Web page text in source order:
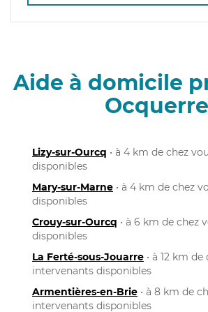
Aide à domicile
Ocquerre
Lizy-sur-Ourcq • à 4 km de chez
disponibles
Mary-sur-Marne • à 4 km de chez
disponibles
Crouy-sur-Ourcq • à 6 km de chez
disponibles
La Ferté-sous-Jouarre • à 12 km de
intervenants disponibles
Armentières-en-Brie • à 8 km de
intervenants disponibles